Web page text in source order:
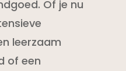
Of je nu
leerzaam
of een